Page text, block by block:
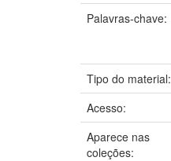
Palavras-chave:
Tipo do material:
Acesso:
Aparece nas
coleções: